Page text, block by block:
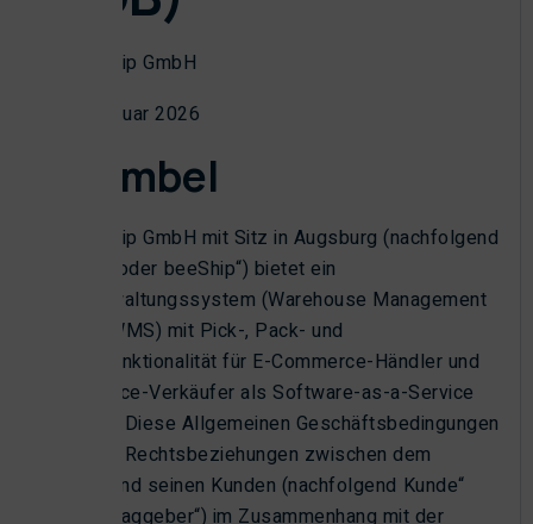
der beeShip GmbH
Stand: Januar 2026
Präambel
Die beeShip GmbH mit Sitz in Augsburg (nachfolgend
Anbieter“ oder beeShip“) bietet ein
Lagerverwaltungssystem (Warehouse Management
System, WMS) mit Pick-, Pack- und
Versandfunktionalität für E-Commerce-Händler und
Marketplace-Verkäufer als Software-as-a-Service
(SaaS) an. Diese Allgemeinen Geschäftsbedingungen
regeln die Rechtsbeziehungen zwischen dem
Anbieter und seinen Kunden (nachfolgend Kunde“
oder Auftraggeber“) im Zusammenhang mit der